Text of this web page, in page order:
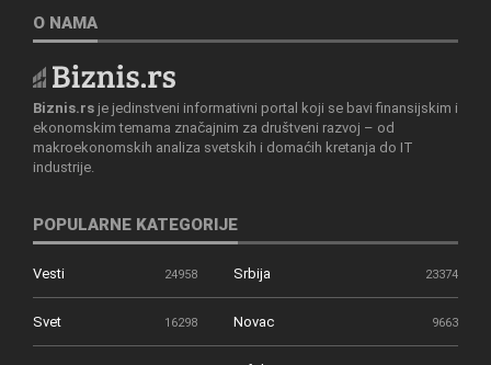
O NAMA
Biznis.rs je jedinstveni informativni portal koji se bavi finansijskim i
ekonomskim temama značajnim za društveni razvoj – od
makroekonomskih analiza svetskih i domaćih kretanja do IT
industrije.
POPULARNE KATEGORIJE
Vesti 24958 Srbija 23374
Svet 16298 Novac 9663